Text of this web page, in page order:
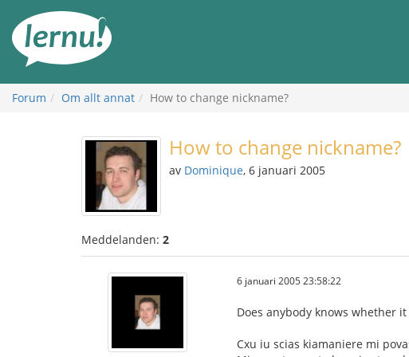
sidans
innehåll
Forum Om allt annat How to change nickname?
How to change nickname?
av Dominique, 6 januari 2005
Meddelanden: 2
6 januari 2005 23:58:22
Does anybody knows whether
Cxu iu scias kiamaniere mi